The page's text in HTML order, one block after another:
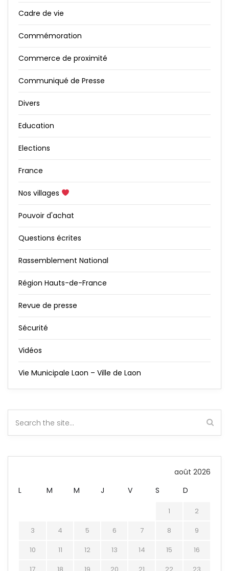
Cadre de vie
Commémoration
Commerce de proximité
Communiqué de Presse
Divers
Education
Elections
France
Nos villages
Pouvoir d'achat
Questions écrites
Rassemblement National
Région Hauts-de-France
Revue de presse
Sécurité
Vidéos
Vie Municipale Laon – Ville de Laon
août 2026
L
M M J V S D
1
2
3
4 5 6 7 8
9
10
11 12 13 14 15
16